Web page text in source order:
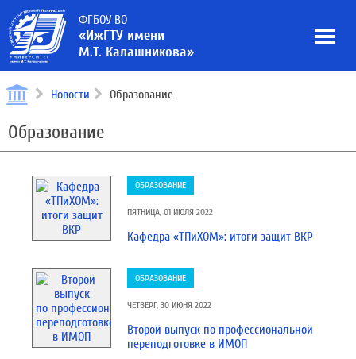
ФГБОУ ВО
«ИжГТУ имени
М.Т. Калашникова»
Новости Образование
Образование
ОБРАЗОВАНИЕ
ПЯТНИЦА, 01 ИЮЛЯ 2022
Кафедра «ТПиХОМ»: итоги защит ВКР
ОБРАЗОВАНИЕ
ЧЕТВЕРГ, 30 ИЮНЯ 2022
Второй выпуск по профессиональной
переподготовке в ИМОП